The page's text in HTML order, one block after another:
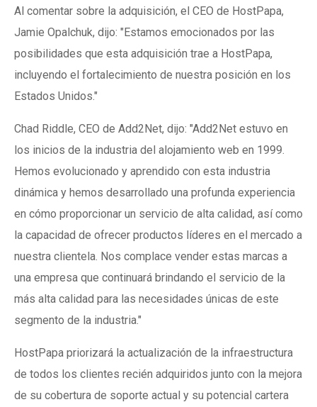
Al comentar sobre la adquisición, el CEO de HostPapa,
Jamie Opalchuk, dijo: "Estamos emocionados por las
posibilidades que esta adquisición trae a HostPapa,
incluyendo el fortalecimiento de nuestra posición en los
Estados Unidos."
Chad Riddle, CEO de Add2Net, dijo: "Add2Net estuvo en
los inicios de la industria del alojamiento web en 1999.
Hemos evolucionado y aprendido con esta industria
dinámica y hemos desarrollado una profunda experiencia
en cómo proporcionar un servicio de alta calidad, así como
la capacidad de ofrecer productos líderes en el mercado a
nuestra clientela. Nos complace vender estas marcas a
una empresa que continuará brindando el servicio de la
más alta calidad para las necesidades únicas de este
segmento de la industria."
HostPapa priorizará la actualización de la infraestructura
de todos los clientes recién adquiridos junto con la mejora
de su cobertura de soporte actual y su potencial cartera